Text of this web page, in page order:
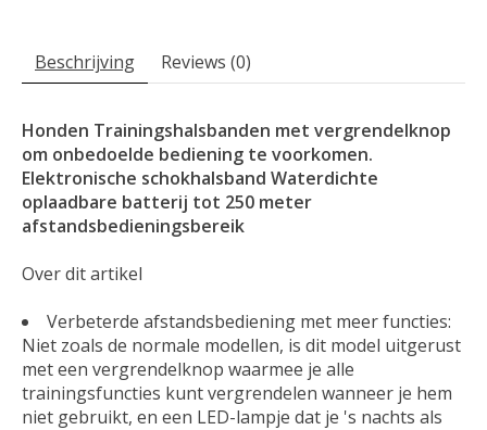
Beschrijving Reviews (0)
Honden Trainingshalsbanden met vergrendelknop
om onbedoelde bediening te voorkomen.
Elektronische schokhalsband Waterdichte
oplaadbare batterij tot 250 meter
afstandsbedieningsbereik
Over dit artikel
Verbeterde afstandsbediening met meer functies:
Niet zoals de normale modellen, is dit model uitgerust
met een vergrendelknop waarmee je alle
trainingsfuncties kunt vergrendelen wanneer je hem
niet gebruikt, en een LED-lampje dat je 's nachts als